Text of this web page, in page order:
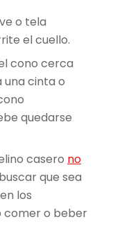
o tela
el cuello.
cono cerca
una cinta o
quedarse
casero no
que sea
los
comer o beber